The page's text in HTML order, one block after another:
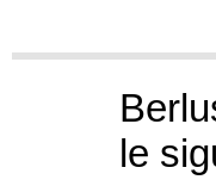
le